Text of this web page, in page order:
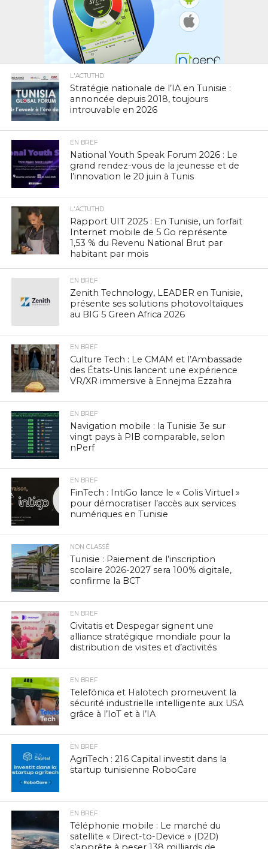
L'ACTUTHD
Stratégie nationale de l’IA en Tunisie :
annoncée depuis 2018, toujours
introuvable en 2026
EN BREF
National Youth Speak Forum 2026 : Le
grand rendez-vous de la jeunesse et de
l’innovation le 20 juin à Tunis
L'ACTUTHD
Rapport UIT 2025 : En Tunisie, un forfait
Internet mobile de 5 Go représente
1,53 % du Revenu National Brut par
habitant par mois
EN BREF
Zenith Technology, LEADER en Tunisie,
présente ses solutions photovoltaïques
au BIG 5 Green Africa 2026
EN BREF
Culture Tech : Le CMAM et l’Ambassade
des États-Unis lancent une expérience
VR/XR immersive à Ennejma Ezzahra
EN BREF
Navigation mobile : la Tunisie 3e sur
vingt pays à PIB comparable, selon
nPerf
EN BREF
FinTech : IntiGo lance le « Colis Virtuel »
pour démocratiser l’accès aux services
numériques en Tunisie
NON CLASSÉ
Tunisie : Paiement de l’inscription
scolaire 2026-2027 sera 100% digitale,
confirme la BCT
EN BREF
Civitatis et Despegar signent une
alliance stratégique mondiale pour la
distribution de visites et d’activités
EN BREF
Telefónica et Halotech promeuvent la
sécurité industrielle intelligente aux USA
grâce à l’IoT et à l’IA
EN BREF
AgriTech : 216 Capital investit dans la
startup tunisienne RoboCare
EN BREF
Téléphonie mobile : Le marché du
satellite « Direct-to-Device » (D2D)